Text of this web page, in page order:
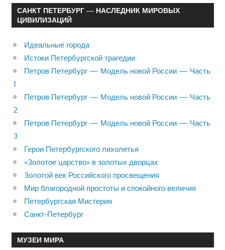
САНКТ ПЕТЕРБУРГ — НАСЛЕДНИК МИРОВЫХ
ЦИВИЛИЗАЦИЙ
Идеальные города
Истоки Петербургской трагедии
Петров Петербург — Модель новой России — Часть
1
Петров Петербург — Модель новой России — Часть
2
Петров Петербург — Модель новой России — Часть
3
Герои Петербургского лихолетья
«Золотое царство» в золотых дворцах
Золотой век Российского просвещения
Мир благородной простоты и спокойного величия
Петербургская Мистерия
Санкт-Петербург
МУЗЕИ МИРА